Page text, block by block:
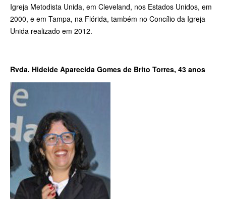
Igreja Metodista Unida, em Cleveland, nos Estados Unidos, em
2000, e em Tampa, na Flórida, também no Concílio da Igreja
Unida realizado em 2012.
Rvda. Hideide Aparecida Gomes de Brito Torres, 43 anos